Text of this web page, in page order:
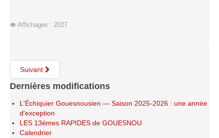
Saison 2010-2011
Les organisations
Les palmarès
L'Open de Noël
Les Rapides
Les tournois de saison
Affichages : 2027
Suivant
Dernières modifications
L'Échiquier Gouesnousien — Saison 2025-2026 : une année
d'exception
LES 13émes RAPIDES de GOUESNOU
Calendrier